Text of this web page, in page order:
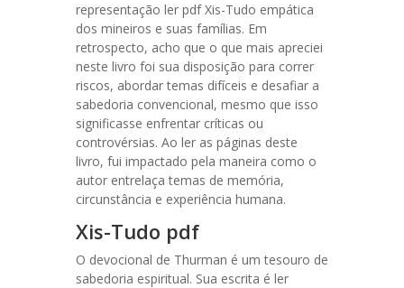
representação ler pdf Xis-Tudo empática
dos mineiros e suas famílias. Em
retrospecto, acho que o que mais apreciei
neste livro foi sua disposição para correr
riscos, abordar temas difíceis e desafiar a
sabedoria convencional, mesmo que isso
significasse enfrentar críticas ou
controvérsias. Ao ler as páginas deste
livro, fui impactado pela maneira como o
autor entrelaça temas de memória,
circunstância e experiência humana.
Xis-Tudo pdf
O devocional de Thurman é um tesouro de
sabedoria espiritual. Sua escrita é ler